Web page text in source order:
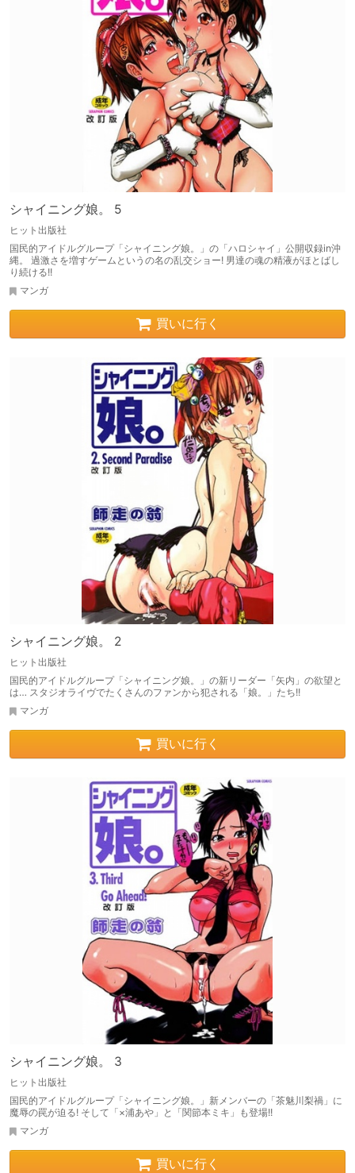
シャイニング娘。 5
ヒット出版社
国民的アイドルグループ「シャイニング娘。」の「ハロシャイ」公開収録in沖
縄。 過激さを増すゲームというの名の乱交ショー! 男達の魂の精液がほとばし
り続ける!!
マンガ
買いに行く
シャイニング娘。 2
ヒット出版社
国民的アイドルグループ「シャイニング娘。」の新リーダー「矢内」の欲望と
は… スタジオライヴでたくさんのファンから犯される「娘。」たち!!
マンガ
買いに行く
シャイニング娘。 3
ヒット出版社
国民的アイドルグループ「シャイニング娘。」新メンバーの「茶魅川梨禍」に
魔辱の罠が迫る! そして「×浦あや」と「関節本ミキ」も登場!!
マンガ
買いに行く